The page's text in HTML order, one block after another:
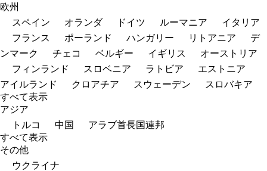
欧州
スペイン
オランダ ドイツ ルーマニア
イタリア
フランス
ポーランド ハンガリー リトアニア
デ
ンマーク
チェコ ベルギー イギリス
オーストリア
フィンランド
スロベニア ラトビア
エストニア
アイルランド
クロアチア スウェーデン
スロバキア
すべて表示
アジア
トルコ
中国
アラブ首長国連邦
すべて表示
その他
ウクライナ